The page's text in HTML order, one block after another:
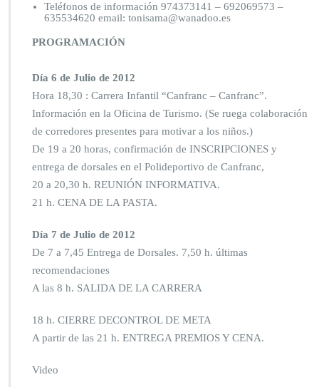
Teléfonos de información 974373141 – 692069573 –
635534620 email: tonisama@wanadoo.es
PROGRAMACIÓN
Día 6 de Julio de 2012
Hora 18,30 : Carrera Infantil “Canfranc – Canfranc”.
Información en la Oficina de Turismo. (Se ruega colaboración
de corredores presentes para motivar a los niños.)
De 19 a 20 horas, confirmación de INSCRIPCIONES y
entrega de dorsales en el Polideportivo de Canfranc,
20 a 20,30 h. REUNIÓN INFORMATIVA.
21 h. CENA DE LA PASTA.
Día 7 de Julio de 2012
De 7 a 7,45 Entrega de Dorsales. 7,50 h. últimas
recomendaciones
A las 8 h. SALIDA DE LA CARRERA
18 h. CIERRE DECONTROL DE META
A partir de las 21 h. ENTREGA PREMIOS Y CENA.
Video